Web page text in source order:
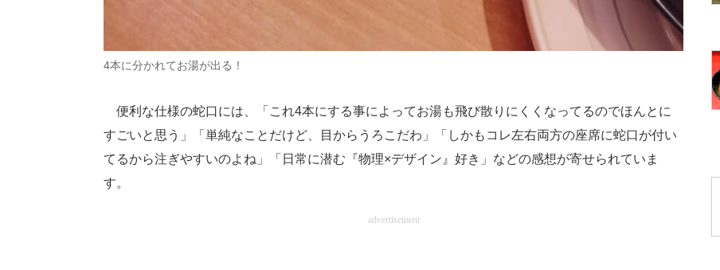
4本に分かれてお湯が出る！
便利な仕様の蛇口には、「これ4本にする事によってお湯も飛び散りにくくなってるのでほんとに
すごいと思う」「単純なことだけど、目からうろこだわ」「しかもコレ左右両方の座席に蛇口が付い
てるから注ぎやすいのよね」「日常に潜む『物理×デザイン』好き」などの感想が寄せられていま
す。
advertisement